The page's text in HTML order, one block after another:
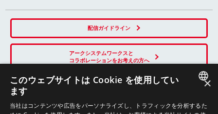
配信ガイドライン
アークシステムワークスと
コラボレーションをお考えの方へ
SNS
×
このウェブサイトは Cookie を使用してい
ます
当社はコンテンツや広告をパーソナライズし、トラフィックを分析するた